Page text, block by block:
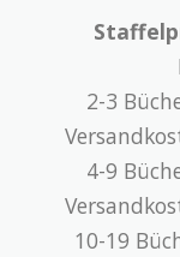
2-3
4-9
10-19